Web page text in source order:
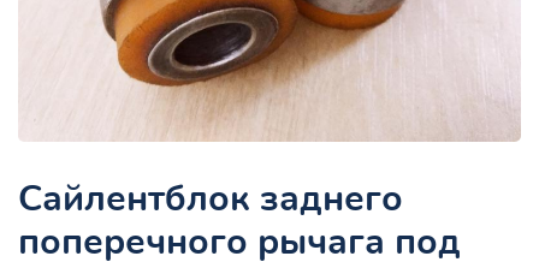
Сайлентблок заднего
поперечного рычага под